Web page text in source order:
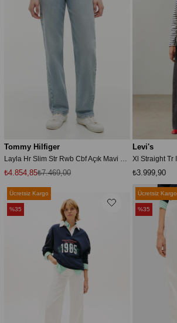
Tommy Hilfiger
₺4.854,85₺7.469,00
Levi's
₺3.999,90
Ücretsiz Kargo
%35
Ücretsiz Kargo
%35